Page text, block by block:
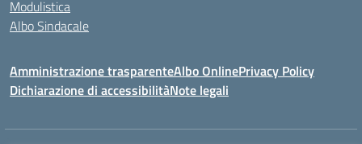
Modulistica
Albo Sindacale
Amministrazione trasparenteAlbo OnlinePrivacy Policy
Dichiarazione di accessibilitàNote legali